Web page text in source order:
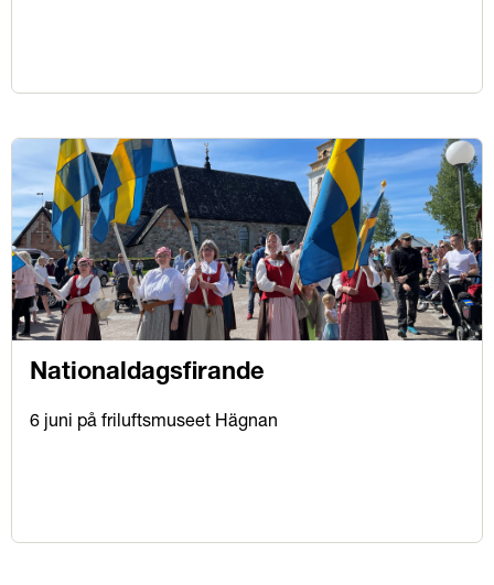
Nationaldagsfirande
6 juni på friluftsmuseet Hägnan